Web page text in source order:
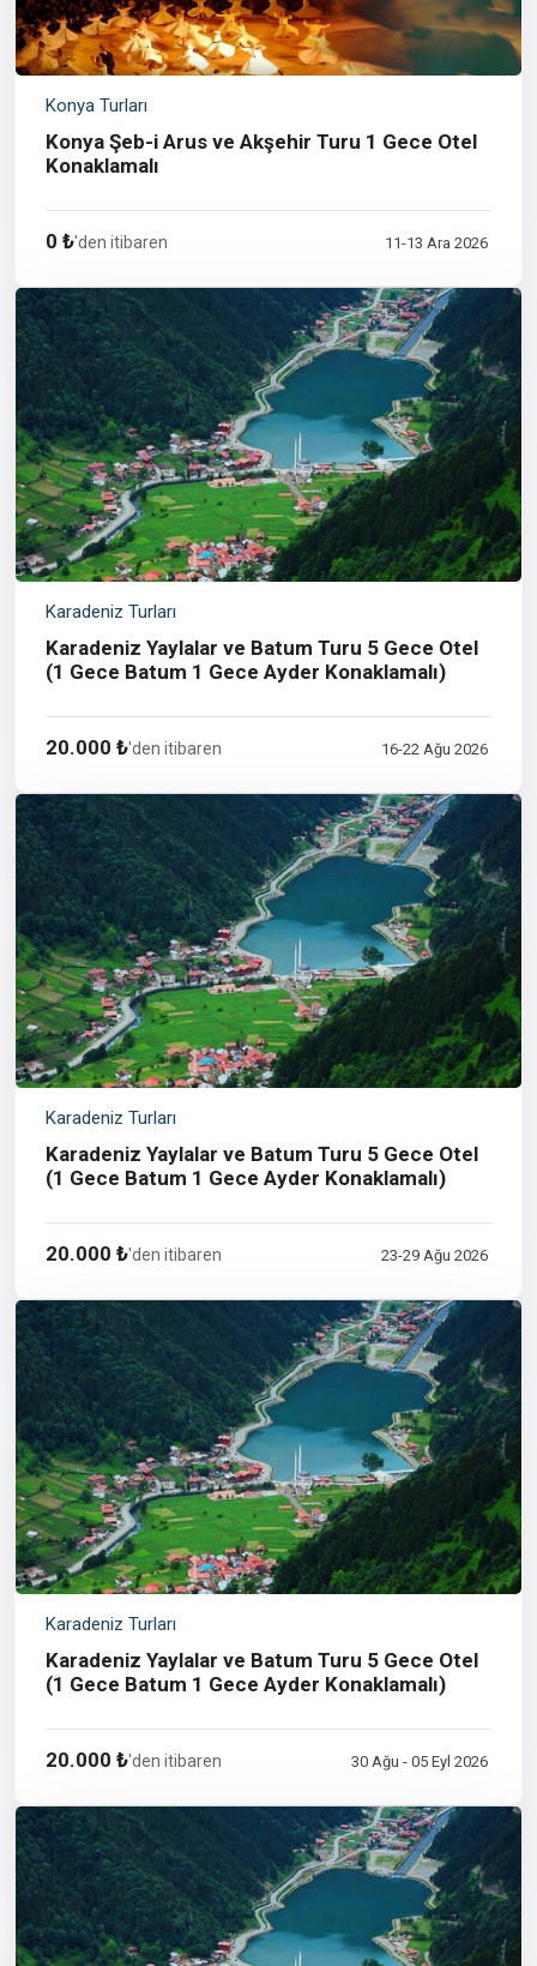
Konya Turları
Konya Şeb-i Arus ve Akşehir Turu 1 Gece Otel
Konaklamalı
0 ₺'den itibaren 11-13 Ara 2026
Karadeniz Turları
Karadeniz Yaylalar ve Batum Turu 5 Gece Otel
(1 Gece Batum 1 Gece Ayder Konaklamalı)
20.000 ₺'den itibaren 16-22 Ağu 2026
Karadeniz Turları
Karadeniz Yaylalar ve Batum Turu 5 Gece Otel
(1 Gece Batum 1 Gece Ayder Konaklamalı)
20.000 ₺'den itibaren 23-29 Ağu 2026
Karadeniz Turları
Karadeniz Yaylalar ve Batum Turu 5 Gece Otel
(1 Gece Batum 1 Gece Ayder Konaklamalı)
20.000 ₺'den itibaren 30 Ağu - 05 Eyl 2026